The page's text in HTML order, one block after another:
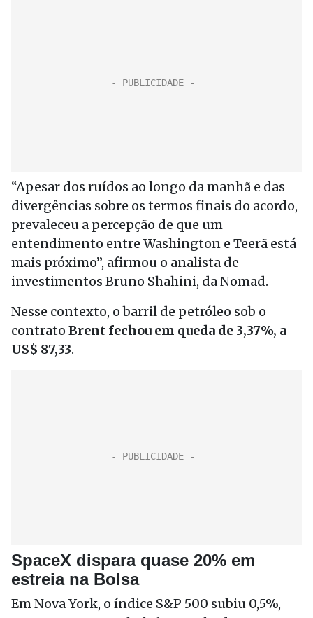
“Apesar dos ruídos ao longo da manhã e das
divergências sobre os termos finais do acordo,
prevaleceu a percepção de que um
entendimento entre Washington e Teerã está
mais próximo”, afirmou o analista de
investimentos Bruno Shahini, da Nomad.
Nesse contexto, o barril de petróleo sob o
contrato Brent fechou em queda de 3,37%, a
US$ 87,33.
SpaceX dispara quase 20% em
estreia na Bolsa
Em Nova York, o índice S&P 500 subiu 0,5%,